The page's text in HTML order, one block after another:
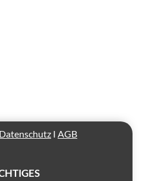
Datenschutz I AGB